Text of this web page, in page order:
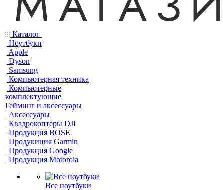
Каталог
Ноутбуки
Apple
Dyson
Samsung
Компьютерная техника
Компьютерные
комплектующие
Гейминг и аксессуары
Аксессуары
Квадрокоптеры DJI
Продукция BOSE
Продукиция Garmin
Продукция Google
Продукция Motorola
Все ноутбуки